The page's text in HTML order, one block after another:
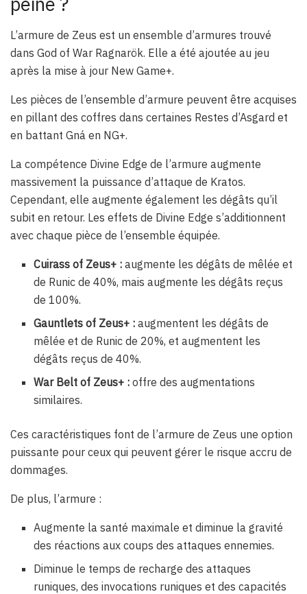
L’armure de Zeus est un ensemble d’armures trouvé
dans God of War Ragnarök. Elle a été ajoutée au jeu
après la mise à jour New Game+.
Les pièces de l’ensemble d’armure peuvent être acquises
en pillant des coffres dans certaines Restes d’Asgard et
en battant Gná en NG+.
La compétence Divine Edge de l’armure augmente
massivement la puissance d’attaque de Kratos.
Cependant, elle augmente également les dégâts qu’il
subit en retour. Les effets de Divine Edge s’additionnent
avec chaque pièce de l’ensemble équipée.
Cuirass of Zeus+ : augmente les dégâts de mêlée et
de Runic de 40%, mais augmente les dégâts reçus
de 100%.
Gauntlets of Zeus+ : augmentent les dégâts de
mêlée et de Runic de 20%, et augmentent les
dégâts reçus de 40%.
War Belt of Zeus+ : offre des augmentations
similaires.
Ces caractéristiques font de l’armure de Zeus une option
puissante pour ceux qui peuvent gérer le risque accru de
dommages.
De plus, l’armure :
Augmente la santé maximale et diminue la gravité
des réactions aux coups des attaques ennemies.
Diminue le temps de recharge des attaques
runiques, des invocations runiques et des capacités